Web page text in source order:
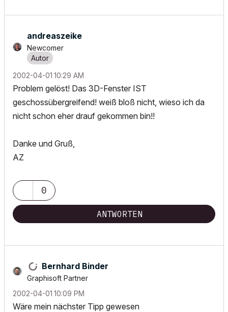
andreaszeike
Newcomer
‎2002-04-01 10:29 AM
Problem gelöst! Das 3D-Fenster IST
geschossübergreifend! weiß bloß nicht, wieso ich da
nicht schon eher drauf gekommen bin!!
Danke und Gruß,
AZ
0
ANTWORTEN
Bernhard Binder
Graphisoft Partner
‎2002-04-01 10:09 PM
Wäre mein nächster Tipp gewesen